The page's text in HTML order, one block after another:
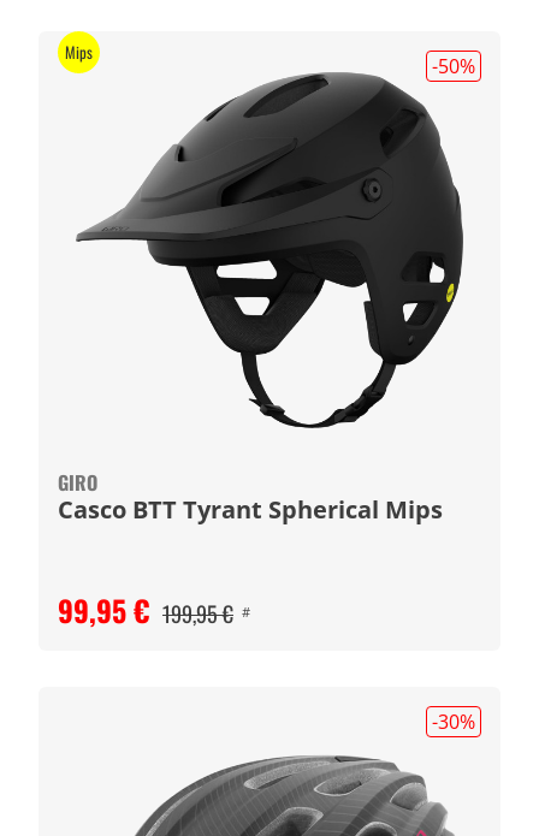
-50%
GIRO
Casco BTT Tyrant Spherical Mips
99,95 € 199,95 € #
Mips
-30%